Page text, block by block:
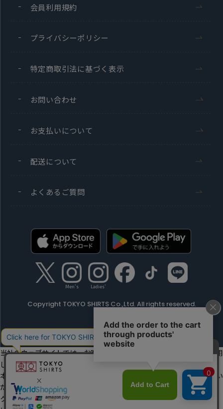
会員利用規約
プライバシーポリシー
特定商取引法に基づく表示
お問い合わせ
お支払いについて
配送について
よくあるご質問
Men's Ladies'
Copyright TOKYO SHIRTS Co.,Ltd. All rights reserved.
当社のウェブサイトでは、お客様の利便性向上のためにクッキーを利用
しています。
本ウェブサイトをこのままご利用になる場合、クッキーの使用に同意い
ただいたものとみなします。
クッキーを通じて収集する情報には、「お客様個人を特定できる情報」